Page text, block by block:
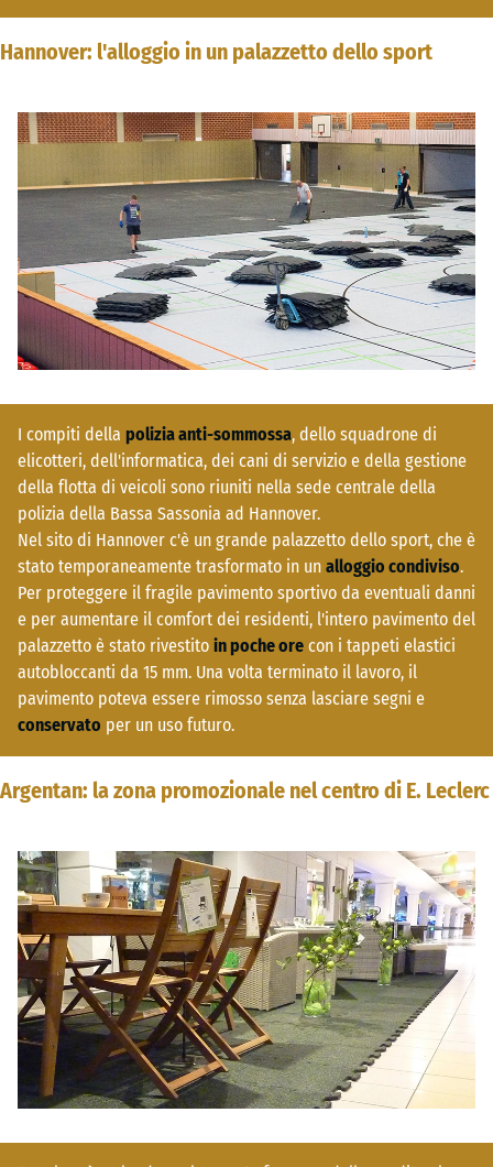
Hannover: l'alloggio in un palazzetto dello sport
I compiti della polizia anti-sommossa, dello squadrone di
elicotteri, dell'informatica, dei cani di servizio e della gestione
della flotta di veicoli sono riuniti nella sede centrale della
polizia della Bassa Sassonia ad Hannover.
Nel sito di Hannover c'è un grande palazzetto dello sport, che è
stato temporaneamente trasformato in un alloggio condiviso.
Per proteggere il fragile pavimento sportivo da eventuali danni
e per aumentare il comfort dei residenti, l'intero pavimento del
palazzetto è stato rivestito in poche ore con i tappeti elastici
autobloccanti da 15 mm. Una volta terminato il lavoro, il
pavimento poteva essere rimosso senza lasciare segni e
conservato per un uso futuro.
Argentan: la zona promozionale nel centro di E. Leclerc